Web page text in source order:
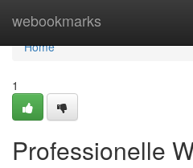
webookmarks
Home
Home
1
Professionelle